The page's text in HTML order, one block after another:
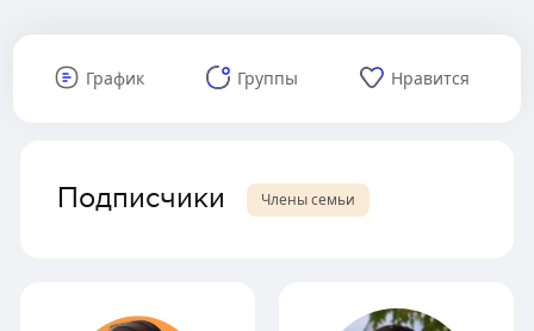
График Группы Нравится
Подписчики Члены семьи